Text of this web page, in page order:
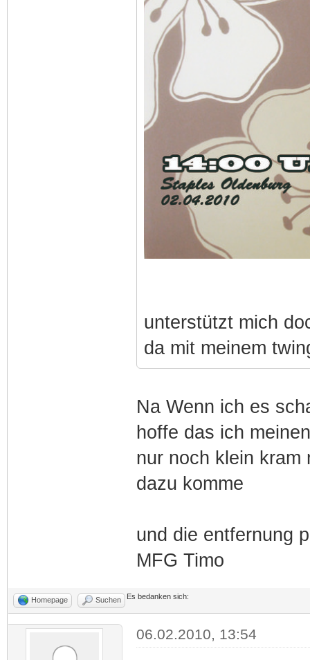
unterstützt mich
da mit meinem
Na Wenn ich es
hoffe das ich
nur noch klein kram
dazu komme
und die entfernung
MFG Timo
Homepage Suchen Es bedanken sich:
06.02.2010, 13:54